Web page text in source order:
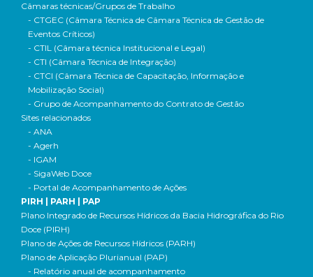
Câmaras técnicas/Grupos de Trabalho
- CTGEC (Câmara Técnica de Câmara Técnica de Gestão de
Eventos Críticos)
- CTIL (Câmara técnica Institucional e Legal)
- CTI (Câmara Técnica de Integração)
- CTCI (Câmara Técnica de Capacitação, Informação e
Mobilização Social)
- Grupo de Acompanhamento do Contrato de Gestão
Sites relacionados
- ANA
- Agerh
- IGAM
- SigaWeb Doce
- Portal de Acompanhamento de Ações
PIRH | PARH | PAP
Plano Integrado de Recursos Hídricos da Bacia Hidrográfica do Rio
Doce (PIRH)
Plano de Ações de Recursos Hídricos (PARH)
Plano de Aplicação Plurianual (PAP)
- Relatório anual de acompanhamento